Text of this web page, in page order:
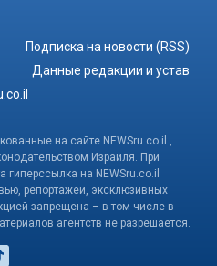
Подписка на новости (RSS)
Данные редакции и устав
на сайте NEWSru.co.il ,
Израиля. При
гиперссылка на NEWSru.co.il
репортажей, эксклюзивных
запрещена – в том числе в
агентств не разрешается.